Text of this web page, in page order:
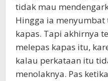
tidak mau
Hingga ia menyumbat
kapas. Tapi akhirnya
melepas kapas itu,
kalau perkataan itu
menolaknya. Pas